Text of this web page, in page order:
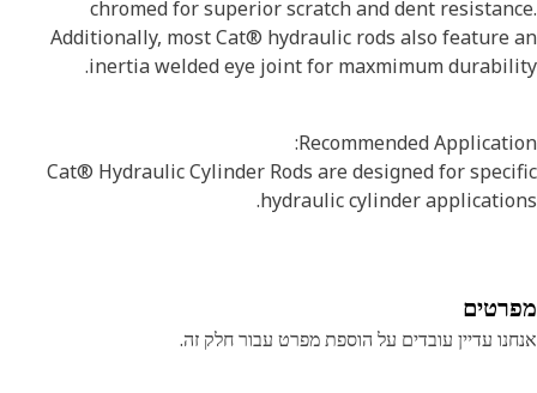
chromed for superior scratch and dent
Additionally, most Cat® hydraulic rods also feature
inertia welded eye joint for maxmimum
Recommended
Cat® Hydraulic Cylinder Rods are designed for
hydraulic cylinder
עדיין עובדים על הוספת מפרט עבור חלק זה.